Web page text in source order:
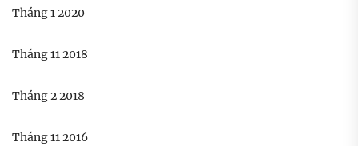
Tháng 1 2020
Tháng 11 2018
Tháng 2 2018
Tháng 11 2016